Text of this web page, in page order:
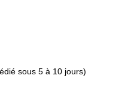
sous 5 à 10 jours)